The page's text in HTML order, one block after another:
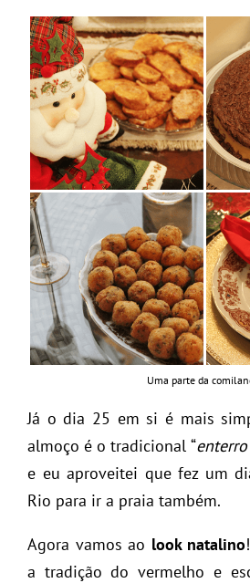
Uma parte da
Já o dia 25 em si é mais
almoço é o tradicional “
e eu aproveitei que fez um
Rio para ir a praia também.
Agora vamos ao look natalino
a tradição do vermelho e